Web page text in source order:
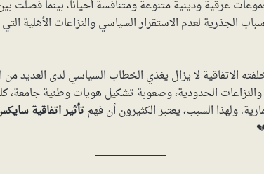
عرقية ودينية متنوعة ومتنافسة أحياناً، بينما
الجذرية لعدم الاستقرار السياسي والنزاعات الأهلية
الاتفاقية لا يزال يغذي الخطاب السياسي لدى العديد
الحدودية، وصعوبة تشكيل هويات وطنية جامعة،
ولهذا السبب، يعتبر الكثيرون أن فهمتأثير اتفاقية